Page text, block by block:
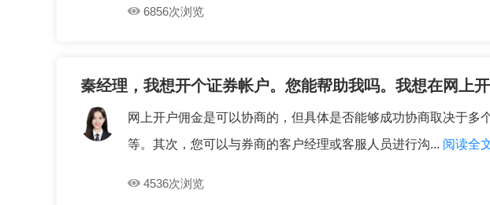
6856次浏览
秦经理，我想开个证券帐户。您能帮助我吗。我想在网上
网上开户佣金是可以协商的，但具体是否能够成功协商取决于
等。其次，您可以与券商的客户经理或客服人员进行沟... 阅读全
4536次浏览